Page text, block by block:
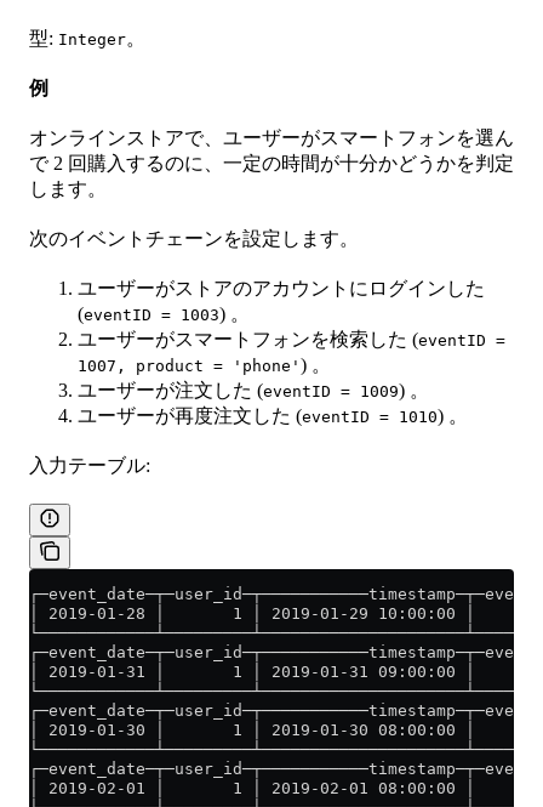
型: Integer。
例
オンラインストアで、ユーザーがスマートフォンを選ん
で 2 回購入するのに、一定の時間が十分かどうかを判定
します。
次のイベントチェーンを設定します。
ユーザーがストアのアカウントにログインした
(eventID = 1003) 。
ユーザーがスマートフォンを検索した (eventID =
1007, product = 'phone' ) 。
ユーザーが注文した (eventID = 1009) 。
ユーザーが再度注文した (eventID = 1010) 。
入力テーブル:
│ 2019-01-28 │       1 │ 2019-01-29 10:00:00 │
│ 2019-01-31 │       1 │ 2019-01-31 09:00:00 │
│ 2019-01-30 │       1 │ 2019-01-30 08:00:00 │
│ 2019-02-01 │       1 │ 2019-02-01 08:00:00 │